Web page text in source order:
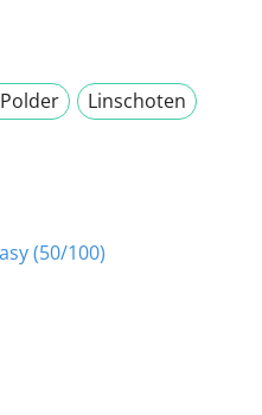
Linschoten
(50/100)